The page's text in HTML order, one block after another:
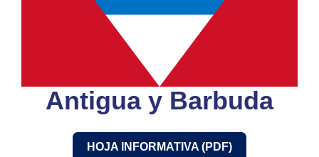
Antigua y Barbuda
HOJA INFORMATIVA (PDF)